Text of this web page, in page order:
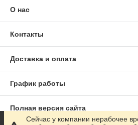
О нас
Контакты
Доставка и оплата
График работы
Полная версия сайта
Сейчас у компании нерабочее